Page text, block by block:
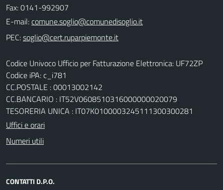
Fax: 0141-992907
E-mail:
PEC:
Codice Univoco Ufficio per Fatturazione Elettronica: UF72ZP
Codice iPA: c_i781
CC.POSTALE : 00013002142
CC.BANCARIO : IT52V0608510316000000020079
TESORERIA UNICA : IT07K0100003245111300300281
Uffici e orari
Numeri utili
CONTATTI D.P.O.